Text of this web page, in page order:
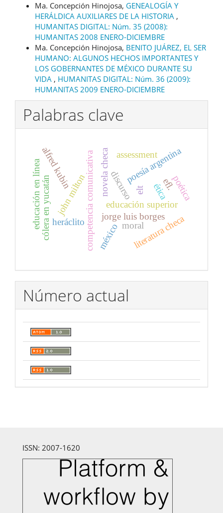
Ma. Concepción Hinojosa, GENEALOGÍA Y
HERÁLDICA AUXILIARES DE LA HISTORIA ,
HUMANITAS DIGITAL: Núm. 35 (2008):
HUMANITAS 2008 ENERO-DICIEMBRE
Ma. Concepción Hinojosa, BENITO JUÁREZ, EL SER
HUMANO: ALGUNOS HECHOS IMPORTANTES Y
LOS GOBERNANTES DE MÉXICO DURANTE SU
VIDA , HUMANITAS DIGITAL: Núm. 36 (2009):
HUMANITAS 2009 ENERO-DICIEMBRE
Palabras clave
discurso
competencia comunicativa
educación superior
jorge luis borges
heráclito
john milton
poesía argentina
ética
moral
méxico
alfred kubin novela checa
literatura checa
assessment
elt efl.
educación en líneacólera en yucatán poética
Número actual
ISSN: 2007-1620